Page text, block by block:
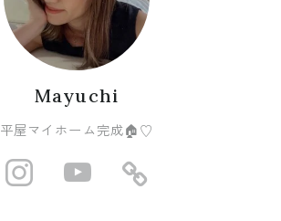
Mayuchi
平屋マイホーム完成🏠♡
http://https://